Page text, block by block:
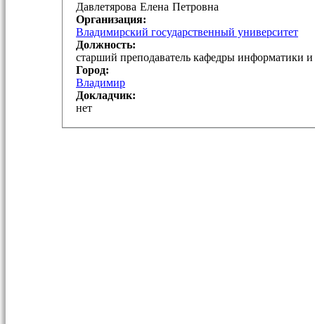
Давлетярова Елена Петровна
Организация:
Владимирский государственный университет
Должность:
старший преподаватель кафедры информатики
Город:
Владимир
Докладчик:
нет